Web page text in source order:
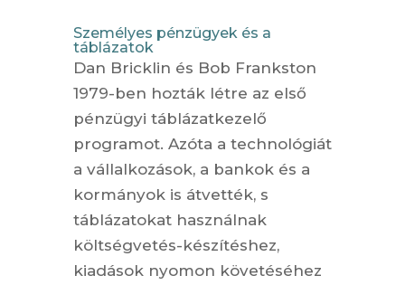
Személyes pénzügyek és a
táblázatok
Dan Bricklin és Bob Frankston
1979-ben hozták létre az első
pénzügyi táblázatkezelő
programot. Azóta a technológiát
a vállalkozások, a bankok és a
kormányok is átvették, s
táblázatokat használnak
költségvetés-készítéshez,
kiadások nyomon követéséhez